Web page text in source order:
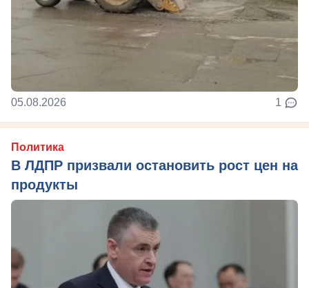
05.08.2026 1
Политика
В ЛДПР призвали остановить рост цен на
продукты